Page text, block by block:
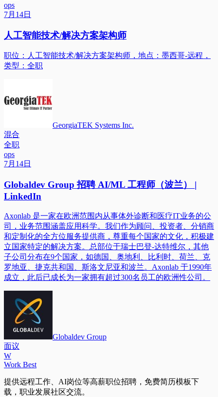
ops
7月14日
人工智能技术/解决方案架构师
职位：人工智能技术/解决方案架构师，地点：墨西哥-远程，
类型：全职
GeorgiaTEK Systems Inc.
混合
全职
ops
7月14日
Globaldev Group 招聘 AI/ML 工程师（波兰） |
LinkedIn
Axonlab 是一家在欧洲范围内从事体外诊断和医疗IT业务的公
司，业务范围涵盖应用科学。我们作为顾问、投资者、分销商
和定制化的全方位服务提供商，尊重每个国家的文化，积极建
立国家特定的解决方案。总部位于瑞士巴登-达特维尔，其他
子公司分布在9个国家，如德国、奥地利、比利时、荷兰、克
罗地亚、捷克共和国、斯洛文尼亚和波兰。Axonlab 于1990年
成立，此后已成长为一家拥有超过300名员工的欧洲性公司。
Globaldev Group
面议
W
Work Best
提供远程工作、AI岗位等高薪职位招聘，免费简历模板下
载，职业发展社区交流。